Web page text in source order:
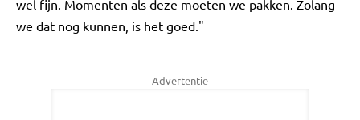
wel fijn. Momenten als deze moeten we pakken. Zolang
we dat nog kunnen, is het goed."
Advertentie